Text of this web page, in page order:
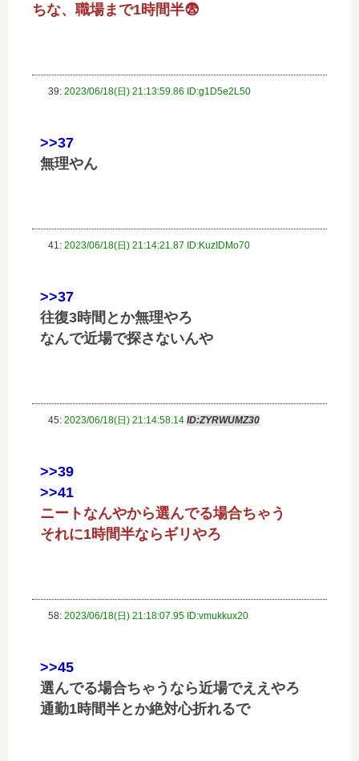
ちな、職場まで1時間半😨
39: 2023/06/18(日) 21:13:59.86 ID:g1D5e2L50
>>37
無理やん
41: 2023/06/18(日) 21:14:21.87 ID:KuzIDMo70
>>37
往復3時間とか無理やろ
なんで近場で探さないんや
45: 2023/06/18(日) 21:14:58.14 ID:ZYRWUMZ30
>>39
>>41
ニートなんやから選んでる場合ちゃう
それに1時間半ならギリやろ
58: 2023/06/18(日) 21:18:07.95 ID:vmukkux20
>>45
選んでる場合ちゃうなら近場でええやろ
通勤1時間半とか絶対心折れるで